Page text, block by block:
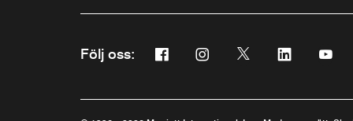
Följ oss: Facebook
Öppnar ett nytt fönster
Instagram
Öppnar ett nytt fönster
Twitter
Öppnar ett nytt
Linkedin
Öppnar ett